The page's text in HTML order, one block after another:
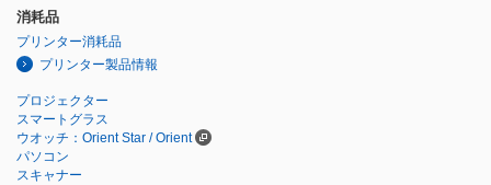
消耗品
プリンター消耗品
プリンター製品情報
プロジェクター
スマートグラス
ウオッチ：Orient Star / Orient
パソコン
スキャナー